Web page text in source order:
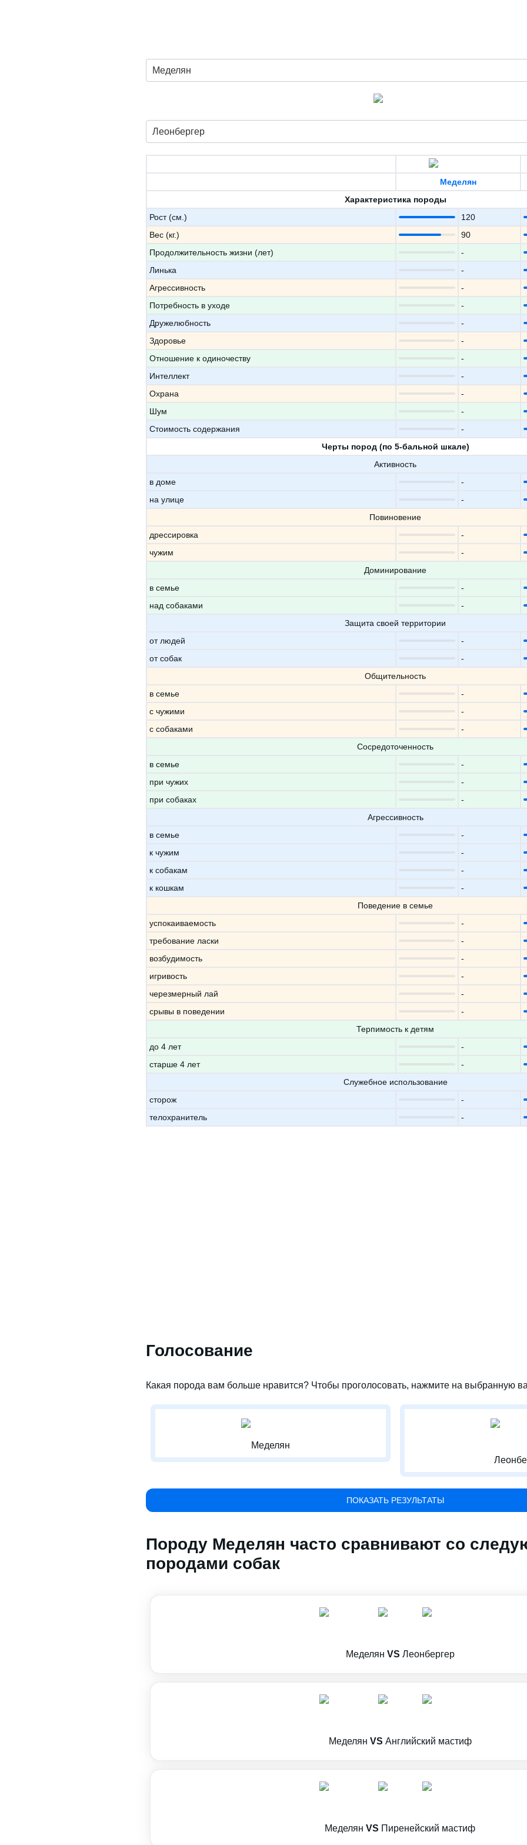
Меделян
Леонбергер
Меделян
Характеристика породы
Рост (см.)
120
Вес (кг.)
90
Продолжительность жизни (лет)
-
Линька
-
Агрессивность
-
Потребность в уходе
-
Дружелюбность
-
Здоровье
-
Отношение к одиночеству
-
Интеллект
-
Охрана
-
Шум
-
Стоимость содержания
-
Черты пород (по 5-бальной шкале)
Активность
в доме
-
на улице
-
Повиновение
дрессировка
-
чужим
-
Доминирование
в семье
-
над собаками
-
Защита своей территории
от людей
-
от собак
-
Общительность
в семье
-
с чужими
-
с собаками
-
Сосредоточенность
в семье
-
при чужих
-
при собаках
-
Агрессивность
в семье
-
к чужим
-
к собакам
-
к кошкам
-
Поведение в семье
успокаиваемость
-
требование ласки
-
возбудимость
-
игривость
-
черезмерный лай
-
срывы в поведении
-
Терпимость к детям
до 4 лет
-
старше 4 лет
-
Служебное использование
сторож
-
телохранитель
-
Голосование
Какая порода вам больше нравится? Чтобы проголосовать, нажмите на выбранную
Меделян
ПОКАЗАТЬ РЕЗУЛЬТАТЫ
Породу Меделян часто сравнивают со
породами собак
Меделян VS Леонбергер
Меделян VS Английский мастиф
Меделян VS Пиренейский мастиф